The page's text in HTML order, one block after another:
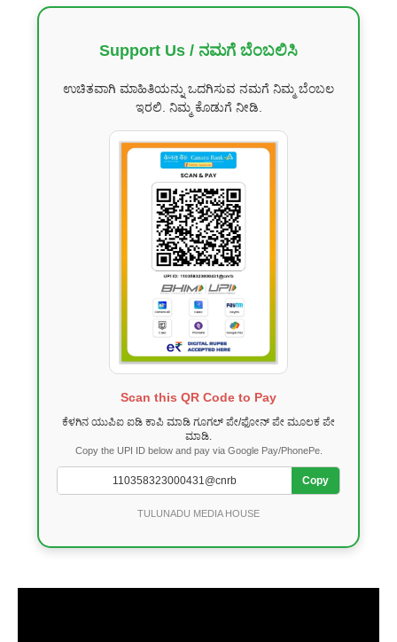
Support Us / ನಮಗೆ ಬೆಂಬಲಿಸಿ
ಉಚಿತವಾಗಿ ಮಾಹಿತಿಯನ್ನು ಒದಗಿಸುವ ನಮಗೆ ನಿಮ್ಮ ಬೆಂಬಲ
ಇರಲಿ. ನಿಮ್ಮ ಕೊಡುಗೆ ನೀಡಿ.
Scan this QR Code to Pay
ಕೆಳಗಿನ ಯುಪಿಐ ಐಡಿ ಕಾಪಿ ಮಾಡಿ ಗೂಗಲ್ ಪೇ/ಫೋನ್ ಪೇ ಮೂಲಕ ಪೇ
ಮಾಡಿ.
Copy the UPI ID below and pay via Google Pay/PhonePe.
Copy
TULUNADU MEDIA HOUSE